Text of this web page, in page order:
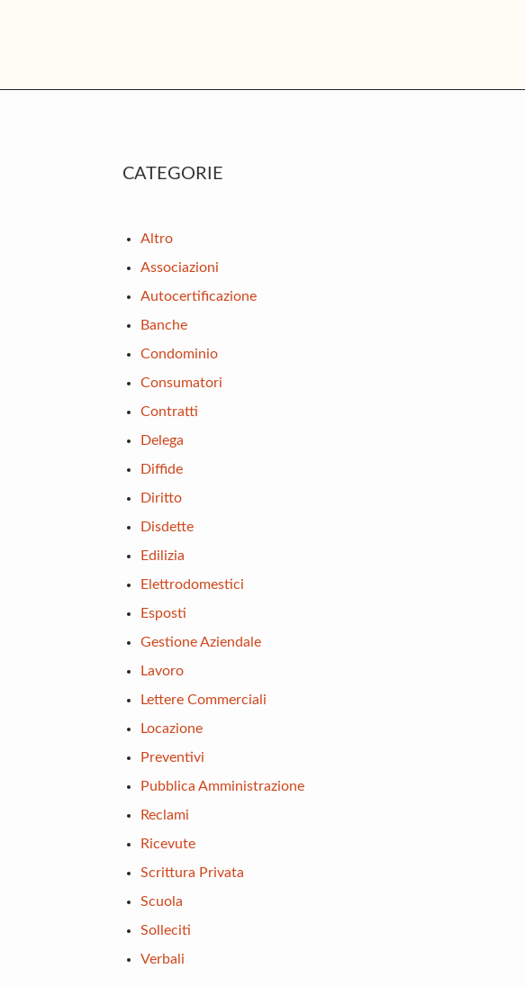
Primary
CATEGORIE
Altro
Associazioni
Autocertificazione
Banche
Condominio
Consumatori
Contratti
Delega
Diffide
Diritto
Disdette
Edilizia
Elettrodomestici
Esposti
Gestione Aziendale
Lavoro
Lettere Commerciali
Locazione
Preventivi
Pubblica Amministrazione
Reclami
Ricevute
Scrittura Privata
Scuola
Solleciti
Verbali